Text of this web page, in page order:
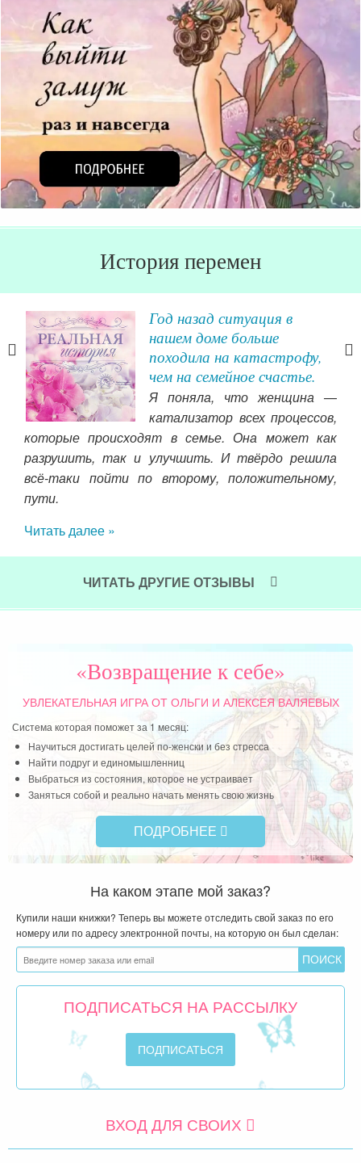
История перемен
Год назад ситуация в
нашем доме больше
походила на катастрофу,
чем на семейное счастье.
Я поняла, что женщина —
катализатор всех процессов,
которые происходят в семье. Она может как
разрушить, так и улучшить. И твёрдо решила
всё-таки пойти по второму, положительному,
пути.
Читать далее »
ЧИТАТЬ ДРУГИЕ ОТЗЫВЫ
«Возвращение к себе»
УВЛЕКАТЕЛЬНАЯ ИГРАОТ ОЛЬГИ И АЛЕКСЕЯ ВАЛЯЕВЫХ
Система которая поможет за 1 месяц:
Научиться достигать целей по-женски и без стресса
Найти подруг и единомышленниц
Выбраться из состояния, которое не устраивает
Заняться собой и реально начать менять свою жизнь
ПОДРОБНЕЕ
На каком этапе мой заказ?
Купили наши книжки? Теперь вы можете отследить свой заказ по его
номеру или по адресу электронной почты, на которую он был сделан:
ПОДПИСАТЬСЯ НА РАССЫЛКУ
ВХОД ДЛЯ СВОИХ